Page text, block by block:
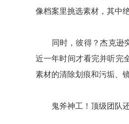
像档案里挑选素材，其中
同时，彼得？杰克逊突
近一年时间才看完并听完
素材的清除划痕和污垢、
鬼斧神工！顶级团队还